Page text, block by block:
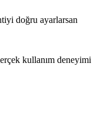
doğru ayarlarsan
kullanım deneyimi